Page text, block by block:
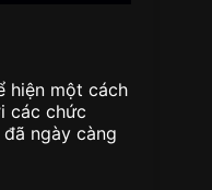
hiện một cách
các chức
ngày càng